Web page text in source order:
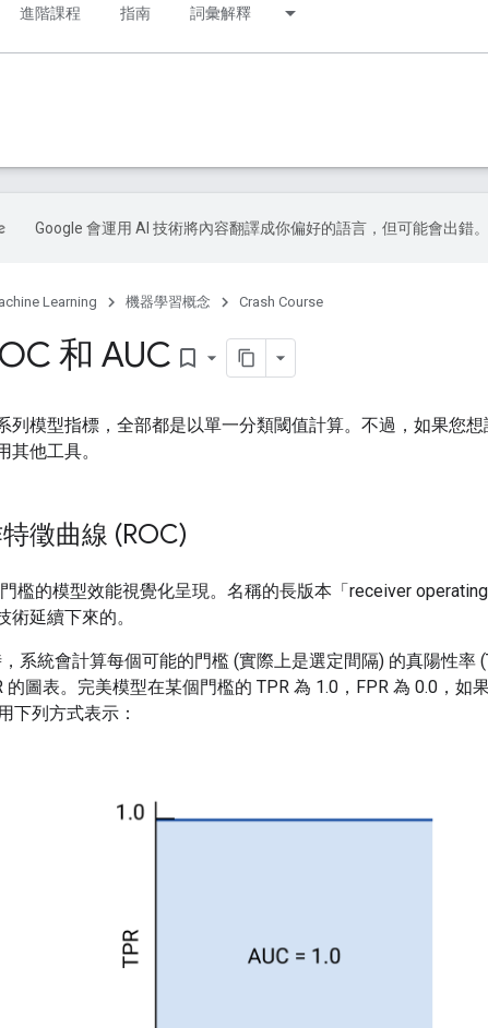
進階課程 指南 詞彙解釋
Google 會運用 AI 技術將內容翻譯成你偏好的語言，但可能會出錯。
Learning 機器學習概念 Crash Course
和 AUC bookmark_border
列模型指標，全部都是以單一分類閾值計算。不過，如果您
其他工具。
徵曲線 (ROC)
檻的模型效能視覺化呈現。名稱的長版本「receiver
術延續下來的。
系統會計算每個可能的門檻 (實際上是選定間隔) 的真陽性率
的圖表。完美模型在某個門檻的 TPR 為 1.0，FPR 為 0.0，如
下列方式表示：